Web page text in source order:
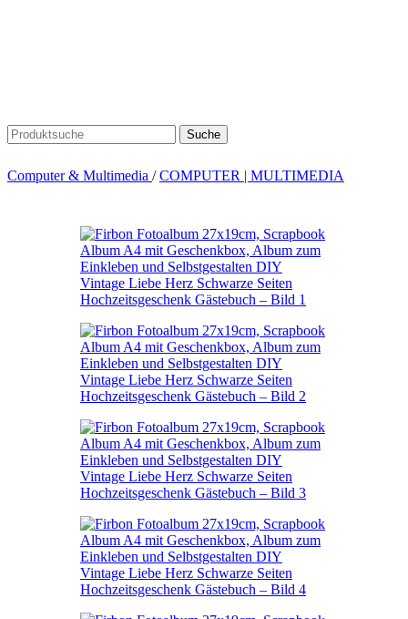
Suche
Computer & Multimedia / COMPUTER | MULTIMEDIA